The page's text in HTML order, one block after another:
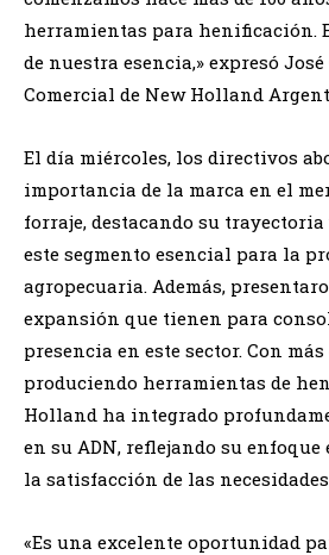
herramientas para henificación.
de nuestra esencia,» expresó
Comercial de New Holland
El día miércoles, los directivos
importancia de la marca en el
forraje, destacando su
este segmento esencial para la
agropecuaria. Además,
expansión que tienen para
presencia en este sector. Con
produciendo herramientas de
Holland ha integrado
en su ADN, reflejando su
la satisfacción de las
«Es una excelente oportunidad